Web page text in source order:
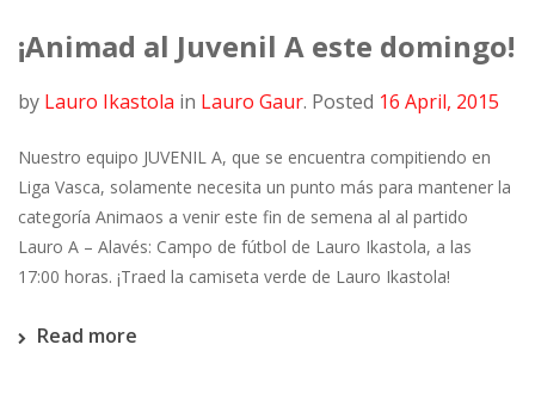
¡Animad al Juvenil A este domingo!
by Lauro Ikastola in Lauro Gaur. Posted 16 April, 2015
Nuestro equipo JUVENIL A, que se encuentra compitiendo en
Liga Vasca, solamente necesita un punto más para mantener la
categoría Animaos a venir este fin de semena al al partido
Lauro A – Alavés: Campo de fútbol de Lauro Ikastola, a las
17:00 horas. ¡Traed la camiseta verde de Lauro Ikastola!
Read more